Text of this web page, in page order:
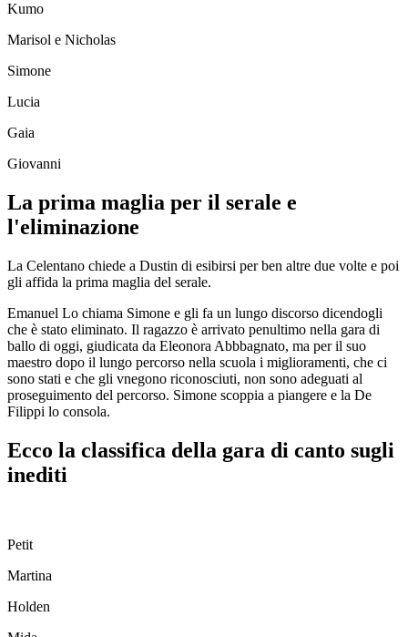
Kumo
Marisol e Nicholas
Simone
Lucia
Gaia
Giovanni
La prima maglia per il serale e
l'eliminazione
La Celentano chiede a Dustin di esibirsi per ben altre due volte e poi
gli affida la prima maglia del serale.
Emanuel Lo chiama Simone e gli fa un lungo discorso dicendogli
che è stato eliminato. Il ragazzo è arrivato penultimo nella gara di
ballo di oggi, giudicata da Eleonora Abbbagnato, ma per il suo
maestro dopo il lungo percorso nella scuola i miglioramenti, che ci
sono stati e che gli vnegono riconosciuti, non sono adeguati al
proseguimento del percorso. Simone scoppia a piangere e la De
Filippi lo consola.
Ecco la classifica della gara di canto sugli
inediti
Petit
Martina
Holden